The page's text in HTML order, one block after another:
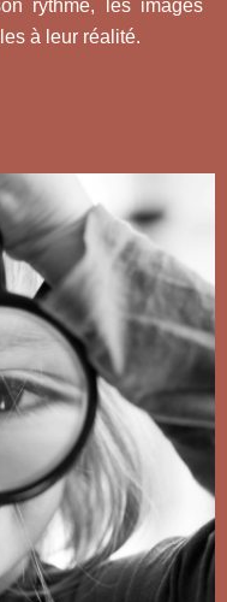
rythme, les images
à leur réalité.